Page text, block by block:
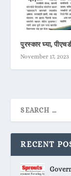
पुरस्कार घ्या,
November 17, 2023
RECENT